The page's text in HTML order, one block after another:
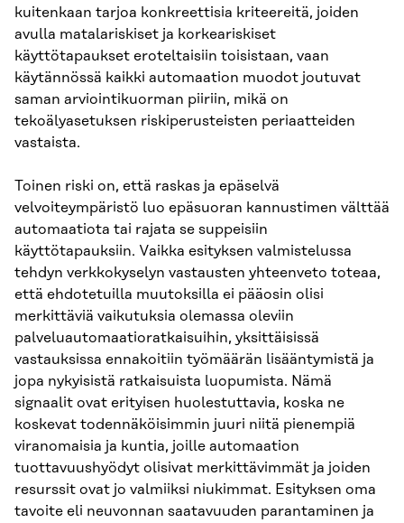
kuitenkaan tarjoa konkreettisia kriteereitä, joiden
avulla matalariskiset ja korkeariskiset
käyttötapaukset eroteltaisiin toisistaan, vaan
käytännössä kaikki automaation muodot joutuvat
saman arviointikuorman piiriin, mikä on
tekoälyasetuksen riskiperusteisten periaatteiden
vastaista.
Toinen riski on, että raskas ja epäselvä
velvoiteympäristö luo epäsuoran kannustimen välttää
automaatiota tai rajata se suppeisiin
käyttötapauksiin. Vaikka esityksen valmistelussa
tehdyn verkkokyselyn vastausten yhteenveto toteaa,
että ehdotetuilla muutoksilla ei pääosin olisi
merkittäviä vaikutuksia olemassa oleviin
palveluautomaatioratkaisuihin, yksittäisissä
vastauksissa ennakoitiin työmäärän lisääntymistä ja
jopa nykyisistä ratkaisuista luopumista. Nämä
signaalit ovat erityisen huolestuttavia, koska ne
koskevat todennäköisimmin juuri niitä pienempiä
viranomaisia ja kuntia, joille automaation
tuottavuushyödyt olisivat merkittävimmät ja joiden
resurssit ovat jo valmiiksi niukimmat. Esityksen oma
tavoite eli neuvonnan saatavuuden parantaminen ja